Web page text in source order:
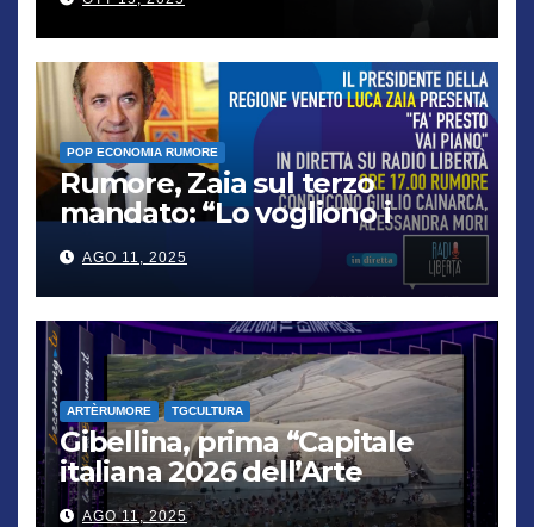
POP ECONOMIA RUMORE
Rumore, Zaia sul terzo
mandato: “Lo vogliono i
cittadini, chi non lo capisce
verrà punito”
AGO 11, 2025
ARTÈRUMORE TGCULTURA
Gibellina, prima “Capitale
italiana 2026 dell’Arte
contemporanea”
AGO 11, 2025